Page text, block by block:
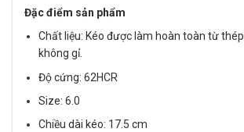
Đặc điểm sản phẩm
Chất liệu: Kéo được làm hoàn toàn từ
không gỉ.
Độ cứng: 62HCR
Size: 6.0
Chiều dài kéo: 17.5 cm